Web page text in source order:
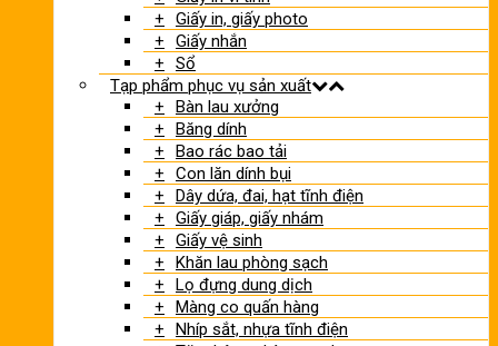
Giấy in, giấy photo
Giấy nhắn
Sổ
Tạp phẩm phục vụ sản xuất
Bàn lau xưởng
Băng dính
Bao rác bao tải
Con lăn dính bụi
Dây dứa, đai, hạt tĩnh điện
Giấy giáp, giấy nhám
Giấy vệ sinh
Khăn lau phòng sạch
Lọ đựng dung dịch
Màng co quấn hàng
Nhíp sắt, nhựa tĩnh điện